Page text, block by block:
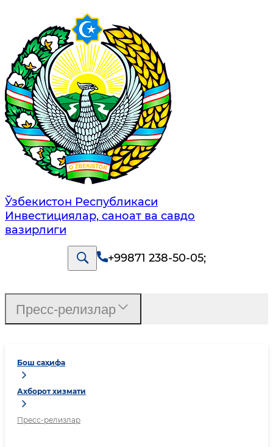
Ўзбекистон Республикаси
Инвестициялар, саноат ва савдо
вазирлиги
+99871 238-50-05;
Бош саҳифа
Ахборот хизмати
Пресс-релизлар
Пресс-релизлар